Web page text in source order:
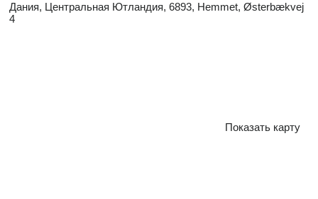
Дания, Центральная Ютландия, 6893, Hemmet, Østerbækvej
4
Показать карту